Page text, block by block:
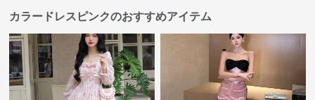
カラードレスピンクのおすすめアイテム